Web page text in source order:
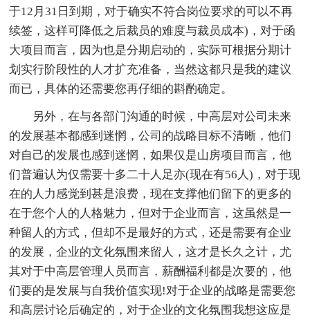
于12月31日到期，对于确实不符合岗位要求的可以不再
续签，这样可降低之后裁员的难度与裁员成本)，对于函
大项目而言，因为也是分期启动的，实际可根据分期计
划实行阶段性的人才扩充准备，当然这都只是我的建议
而已，具体的还需要您再仔细的斟酌确定。
另外，在与各部门沟通的时候，中高层对公司未来
的发展基本都感到迷惘，公司的战略目标不清晰，他们
对自己的发展也感到迷惘，如果仅是山房项目而言，他
们普遍认为仅需要十多二十人足亦(现在有56人)，对于现
在的人力感觉到甚是浪费，现在支撑他们留下的更多的
在于您个人的人格魅力，但对于企业而言，这虽然是一
种留人的方式，但却不是最好的方式，还是需要有企业
的发展，企业的文化氛围来留人，这才是长久之计，尤
其对于中高层管理人员而言，薪酬福利都是次要的，他
们要的是发展与自我价值实现!对于企业的战略是需要您
和高层讨论后确定的，对于企业的文化氛围我想这应是